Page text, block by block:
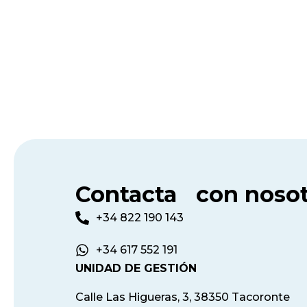
Contacta con
+34 822 190 143
+34 617 552 191
UNIDAD DE GESTIÓN
Calle Las Higueras, 3, 38350 Tacoronte